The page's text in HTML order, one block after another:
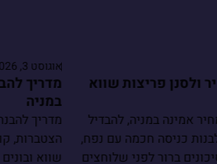
ולסנן פריצות שווא
אמינה במניה, להבדיל
כניסה חכמה עם נפח,
ברור לפני שלוחצים
אוגוסט 3, 2026
מדריך
במניה
מדריך
הצטברות,
שווא